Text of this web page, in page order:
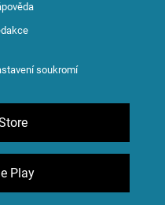
soukromí
Play